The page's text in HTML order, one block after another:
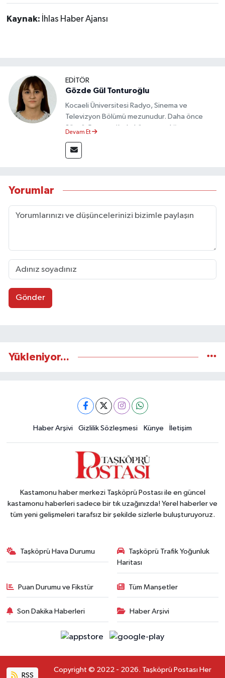
Kaynak: İhlas Haber Ajansı
EDİTÖR
Gözde Gül Tonturoğlu
Kocaeli Üniversitesi Radyo, Sinema ve
Televizyon Bölümü mezunudur. Daha önce
Sözcü Gazetesi’nde köşe yazarlığı yapmış ve
Devam Et
Yorumlar
Gönder
Yükleniyor...
Haber Arşivi Gizlilik Sözleşmesi Künye İletişim
Kastamonu haber merkezi Taşköprü Postası ile en güncel
kastamonu haberleri sadece bir tık uzağınızda! Yerel haberler ve
tüm yeni gelişmeleri tarafsız bir şekilde sizlerle buluşturuyoruz.
Taşköprü Hava Durumu
Taşköprü Trafik Yoğunluk
Haritası
Puan Durumu ve Fikstür Tüm Manşetler
Son Dakika Haberleri Haber Arşivi
RSS
Copyright © 2022 - 2026. Taşköprü Postası Her